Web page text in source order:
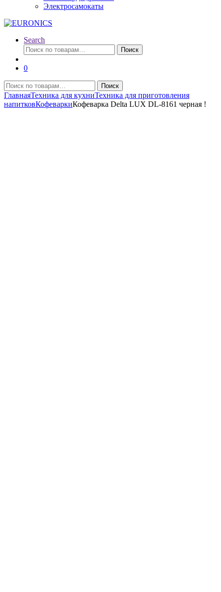
Электросамокаты
Search
Искать:
Поиск
0
Искать:
Поиск
ГлавнаяТехника для кухниТехника для приготовления
напитковКофеваркиКофеварка Delta LUX DL-8161 черная !